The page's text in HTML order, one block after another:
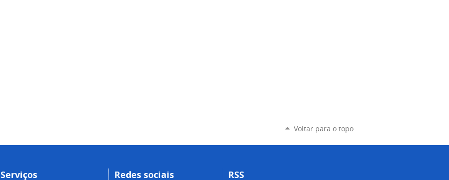
Voltar para o topo
Serviços Redes sociais RSS